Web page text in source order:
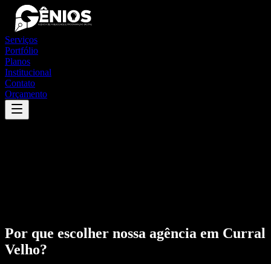
Serviços
Portfólio
Planos
Institucional
Contato
Orçamento
Por que escolher nossa agência em Curral
Velho?